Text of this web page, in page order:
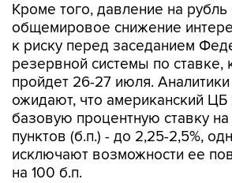
Кроме того, давление на
общемировое снижение
к риску перед заседанием
резервной системы по ставке,
пройдет 26-27 июля.
ожидают, что американский ЦБ
базовую процентную ставку
пунктов (б.п.) - до 2,25-2,5%,
исключают возможности ее
на 100 б.п.